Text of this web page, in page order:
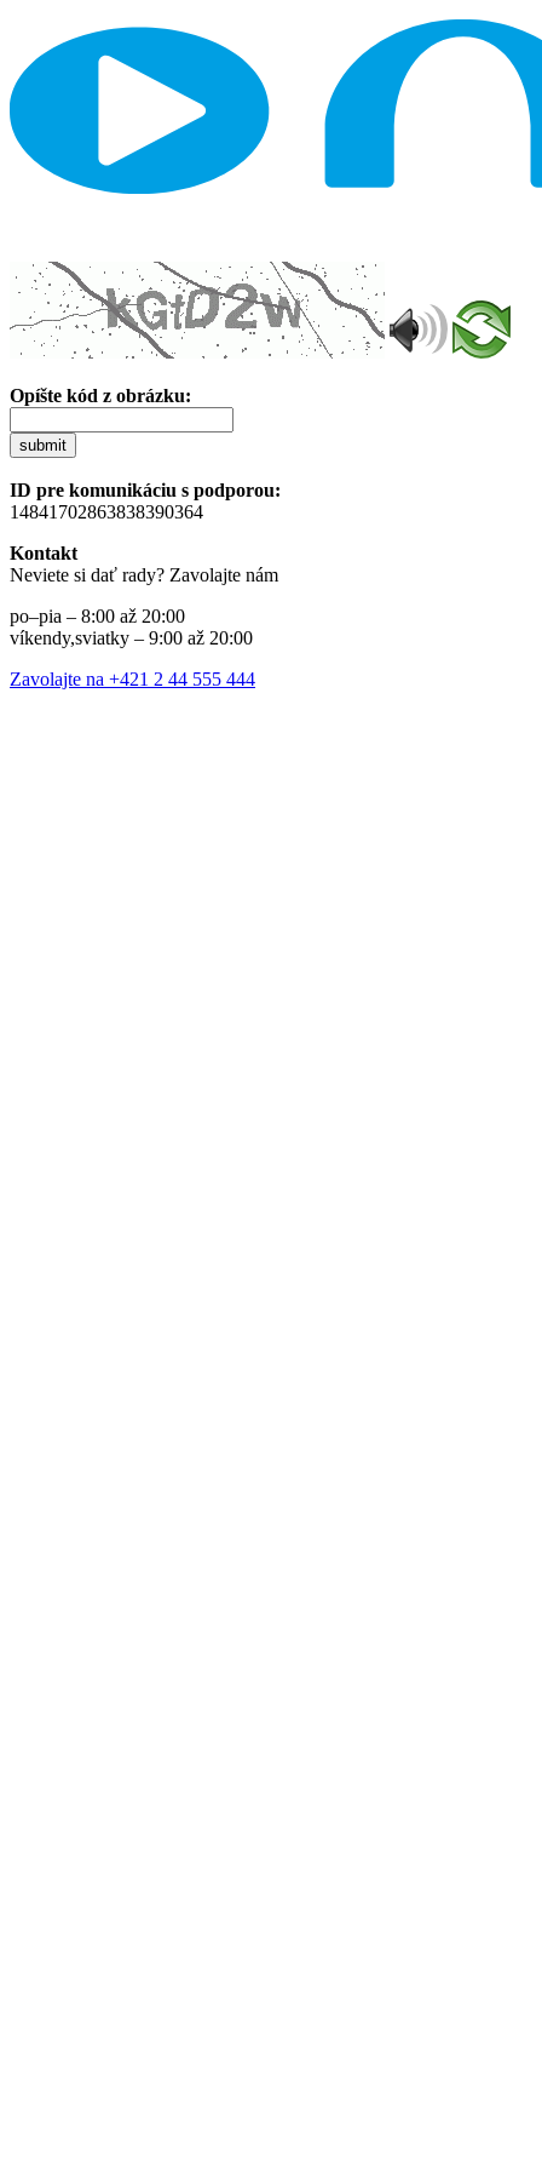
Opíšte kód z obrázku:
submit
ID pre komunikáciu s podporou:
14841702863838390364
Kontakt
Neviete si dať rady? Zavolajte nám
po–pia – 8:00 až 20:00
víkendy,sviatky – 9:00 až 20:00
Zavolajte na +421 2 44 555 444